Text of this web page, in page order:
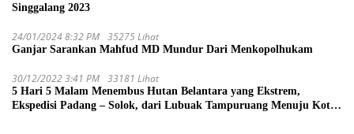
Singgalang 2023
24/01/2024 8:32 PM 35275 Lihat
Ganjar Sarankan Mahfud MD Mundur Dari Menkopolhukam
30/12/2022 3:41 PM 33181 Lihat
5 Hari 5 Malam Menembus Hutan Belantara yang Ekstrem,
Ekspedisi Padang – Solok, dari Lubuak Tampuruang Menuju Koto